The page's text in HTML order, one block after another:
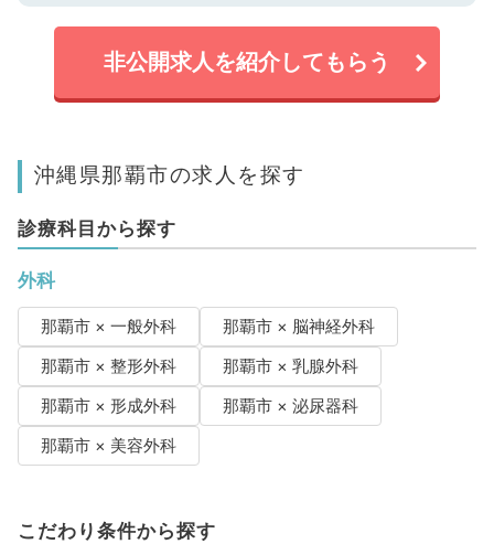
非公開求人を紹介してもらう
沖縄県那覇市の求人を探す
診療科目から探す
外科
那覇市 × 一般外科
那覇市 × 脳神経外科
那覇市 × 整形外科
那覇市 × 乳腺外科
那覇市 × 形成外科
那覇市 × 泌尿器科
那覇市 × 美容外科
こだわり条件から探す